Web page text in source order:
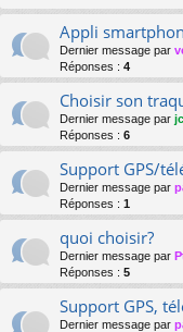
Appli
Dernier message par
Réponses : 4
Choisir son
Dernier message par
Réponses : 6
Support GPS/
Dernier message par
Réponses : 1
quoi choisir?
Dernier message par
Réponses : 5
Support GPS,
Dernier message par